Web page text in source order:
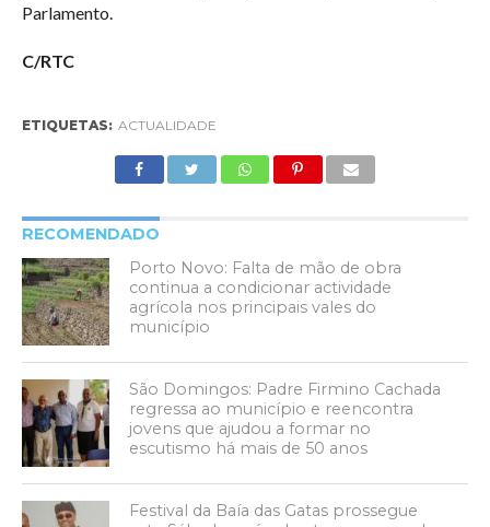
Parlamento.
C/RTC
ETIQUETAS: ACTUALIDADE
RECOMENDADO
Porto Novo: Falta de mão de obra
continua a condicionar actividade
agrícola nos principais vales do
município
São Domingos: Padre Firmino Cachada
regressa ao município e reencontra
jovens que ajudou a formar no
escutismo há mais de 50 anos
Festival da Baía das Gatas prossegue